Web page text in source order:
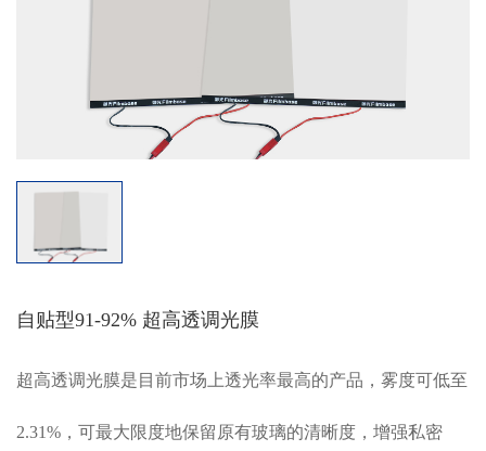
自贴型91-92% 超高透调光膜
超高透调光膜是目前市场上透光率最高的产品，雾度可低至
2.31%，可最大限度地保留原有玻璃的清晰度，增强私密